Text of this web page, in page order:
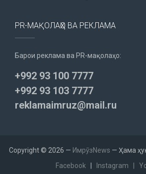
PR-МАҚОЛАҲО ВА РЕКЛАМА
Барои реклама ва PR-мақолаҳо:
+992 93 100 7777
+992 93 103 7777
reklamaimruz@mail.ru
Copyright © 2026 — ИмрӯзNews — Ҳама
Facebook
Instagram